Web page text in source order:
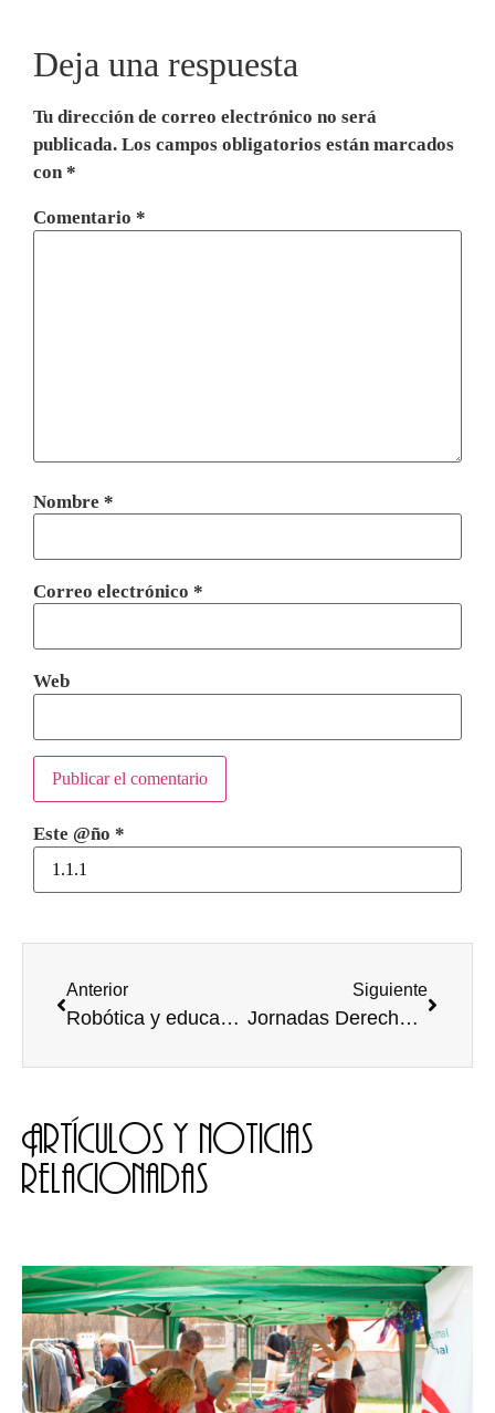
Deja una respuesta
Tu dirección de correo electrónico no será
publicada. Los campos obligatorios están marcados
con*
Comentario *
Nombre *
Correo electrónico *
Web
Este @ño *
Anterior
Robótica y educación STEM en educación primaria. El rol de las niñas en la ciencia
Siguiente
Jornadas Derechos Civiles organizadas por Comunicación Audiovisual
Artículos y noticias
relacionadas